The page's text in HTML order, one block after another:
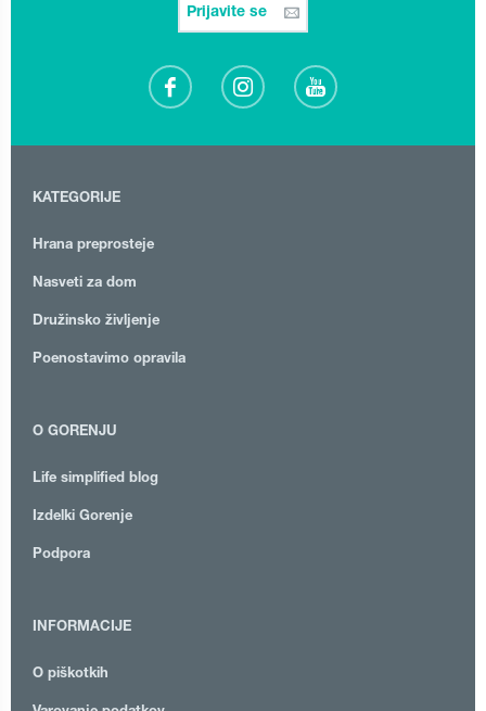
Prijavite se
KATEGORIJE
Hrana preprosteje
Nasveti za dom
Družinsko življenje
Poenostavimo opravila
O GORENJU
Life simplified blog
Izdelki Gorenje
Podpora
INFORMACIJE
O piškotkih